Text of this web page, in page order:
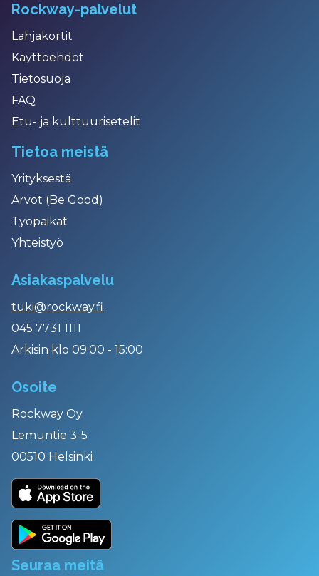
Rockway-palvelut
Lahjakortit
Käyttöehdot
Tietosuoja
FAQ
Etu- ja kulttuurisetelit
Tietoa meistä
Yrityksestä
Arvot (Be Good)
Työpaikat
Yhteistyö
Asiakaspalvelu
tuki@rockway.fi
045 7731 1111
Arkisin klo 09:00 - 15:00
Osoite
Rockway Oy
Lemuntie 3-5
00510 Helsinki
Seuraa meitä